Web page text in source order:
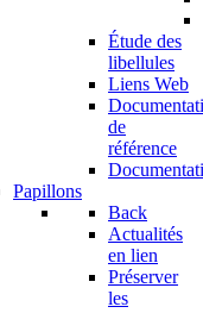
Étude des
libellules
Liens Web
de
référence
Papillons
Back
Actualités
en lien
Préserver
les